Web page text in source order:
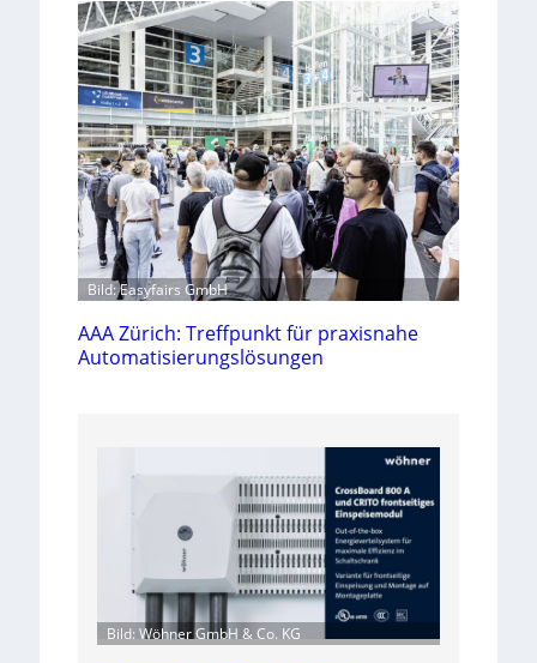
Bild: Easyfairs GmbH
AAA Zürich: Treffpunkt für praxisnahe
Automatisierungslösungen
Bild: Wöhner GmbH & Co. KG